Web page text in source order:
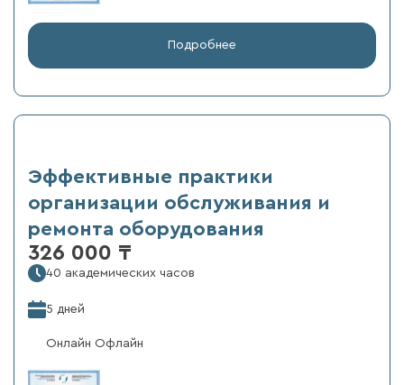
Подробнее
Эффективные практики
организации обслуживания и
ремонта оборудования
326 000 ₸
40 академических часов
5 дней
Онлайн Офлайн